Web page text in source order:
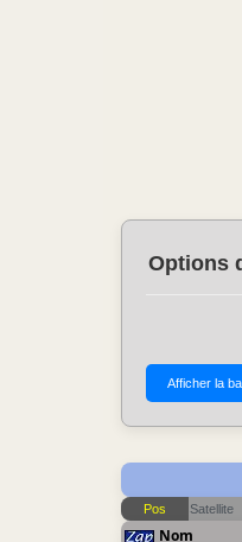
Options
Pos Satellite
Nom